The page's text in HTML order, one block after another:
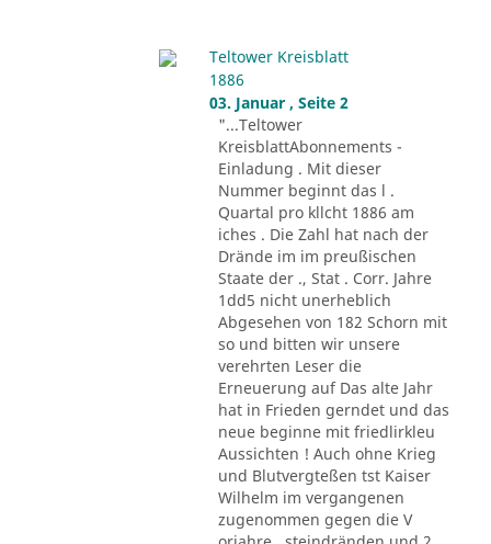
Teltower Kreisblatt
1886
03. Januar , Seite 2
"...Teltower
KreisblattAbonnements -
Einladung . Mit dieser
Nummer beginnt das l .
Quartal pro kllcht 1886 am
iches . Die Zahl hat nach der
Drände im im preußischen
Staate der ., Stat . Corr. Jahre
1dd5 nicht unerheblich
Abgesehen von 182 Schorn mit
so und bitten wir unsere
verehrten Leser die
Erneuerung auf Das alte Jahr
hat in Frieden gerndet und das
neue beginne mit friedlirkleu
Aussichten ! Auch ohne Krieg
und Blutvergteßen tst Kaiser
Wilhelm im vergangenen
zugenommen gegen die V